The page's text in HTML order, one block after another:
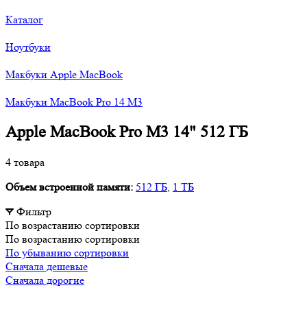
Каталог
Ноутбуки
Макбуки Apple MacBook
Макбуки MacBook Pro 14 M3
Apple MacBook Pro M3 14" 512 ГБ
4 товара
Объем встроенной памяти: 512 ГБ, 1 ТБ
Фильтр
По возрастанию сортировки
По возрастанию сортировки
По убыванию сортировки
Сначала дешевые
Сначала дорогие